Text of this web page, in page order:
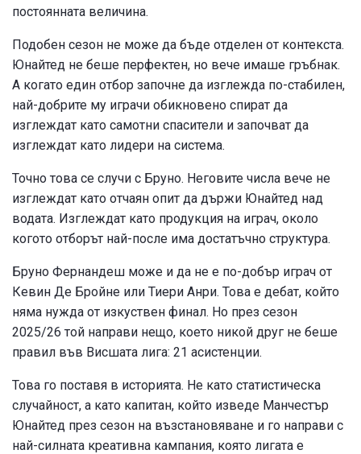
постоянната величина.
Подобен сезон не може да бъде отделен от контекста.
Юнайтед не беше перфектен, но вече имаше гръбнак.
А когато един отбор започне да изглежда по-стабилен,
най-добрите му играчи обикновено спират да
изглеждат като самотни спасители и започват да
изглеждат като лидери на система.
Точно това се случи с Бруно. Неговите числа вече не
изглеждат като отчаян опит да държи Юнайтед над
водата. Изглеждат като продукция на играч, около
когото отборът най-после има достатъчно структура.
Бруно Фернандеш може и да не е по-добър играч от
Кевин Де Бройне или Тиери Анри. Това е дебат, който
няма нужда от изкуствен финал. Но през сезон
2025/26 той направи нещо, което никой друг не беше
правил във Висшата лига: 21 асистенции.
Това го поставя в историята. Не като статистическа
случайност, а като капитан, който изведе Манчестър
Юнайтед през сезон на възстановяване и го направи с
най-силната креативна кампания, която лигата е